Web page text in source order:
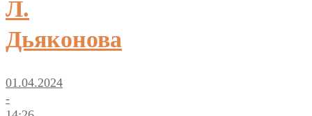
Л.
Дьяконова
01.04.2024
-